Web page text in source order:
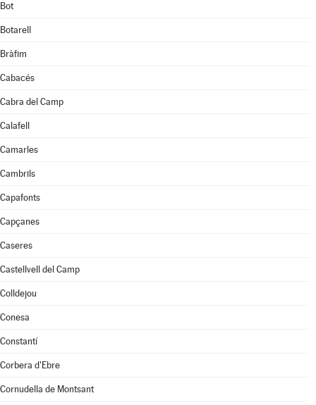
Bot
Botarell
Bràfim
Cabacés
Cabra del Camp
Calafell
Camarles
Cambrils
Capafonts
Capçanes
Caseres
Castellvell del Camp
Colldejou
Conesa
Constantí
Corbera d'Ebre
Cornudella de Montsant